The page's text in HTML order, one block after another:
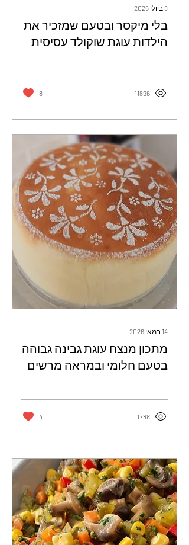
8 ביולי 2026
בלי מיקסר ובטעם שמזכיר את
הילדות עוגת שוקולד עסיסית
מתכונים מהרשת
11896
8
14 במאי 2026
מתכון מנצח עוגת גבינה גבוהה
בטעם חלומי ובמראה מרשים
1788
4